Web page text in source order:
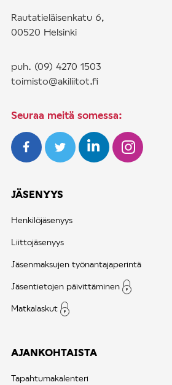
Rautatieläisenkatu 6,
00520 Helsinki
puh. (09) 4270 1503
toimisto@akiliitot.fi
Seuraa meitä somessa:
JÄSENYYS
Henkilöjäsenyys
Liittojäsenyys
Jäsenmaksujen työnantajaperintä
Jäsentietojen päivittäminen
Matkalaskut
AJANKOHTAISTA
Tapahtumakalenteri